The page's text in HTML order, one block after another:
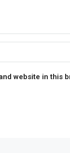
website in this